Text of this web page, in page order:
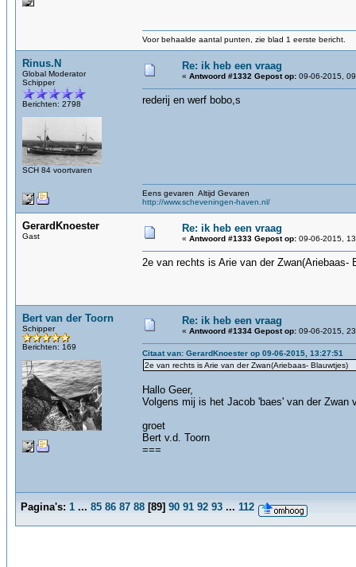
Voor behaalde aantal punten, zie blad 1 eerste bericht.
Rinus.N
Global Moderator
Schipper
Berichten: 2798
SCH 84 voortvaren
Re: ik heb een vraag
« Antwoord #1332 Gepost op: 09-06-2015,
rederij en werf bobo,s
Eens gevaren Altijd Gevaren
http://www.scheveningen-haven.nl/
GerardKnoester
Gast
Re: ik heb een vraag
« Antwoord #1333 Gepost op: 09-06-2015,
2e van rechts is Arie van der Zwan(Ariebaas-
Bert van der Toorn
Schipper
Berichten: 169
Re: ik heb een vraag
« Antwoord #1334 Gepost op: 09-06-2015,
Citaat van: GerardKnoester op 09-06-2015, 13:27:51
2e van rechts is Arie van der Zwan(Ariebaas- Blauwtjes)
Hallo Geer,
Volgens mij is het Jacob 'baes' van der
groet
Bert v.d. Toorn
===
Pagina's: 1 ... 85 86 87 88 [89] 90 91 92 93 ... 112